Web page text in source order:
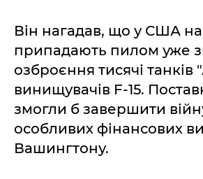
Він нагадав, що у США
припадають пилом уже
озброєння тисячі танків
винищувачів F-15.
змогли б завершити
особливих фінансових
Вашингтону.